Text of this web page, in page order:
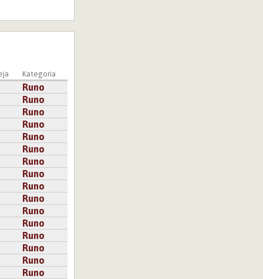
Kategoria
Runo
Runo
Runo
Runo
Runo
Runo
Runo
Runo
Runo
Runo
Runo
Runo
Runo
Runo
Runo
Runo